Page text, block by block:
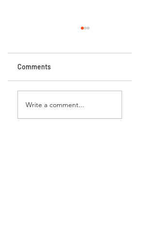
Comments
Write a comment...